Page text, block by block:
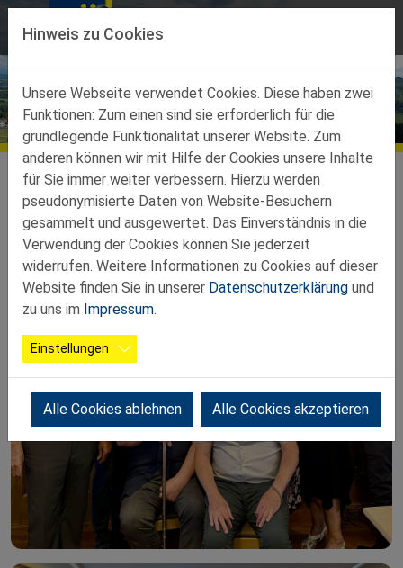
Direkt zur Hauptnavigation springen
Direkt zum Inhalt springen
Bildergalerien
Teilbezirke
Teilbezirk Amstetten Galerie
2025 07 25 Teilbezirkstag
Hinweis zu Cookies
Unsere Webseite verwendet Cookies. Diese haben zwei
Funktionen: Zum einen sind sie erforderlich für die
grundlegende Funktionalität unserer Website. Zum
anderen können wir mit Hilfe der Cookies unsere Inhalte
für Sie immer weiter verbessern. Hierzu werden
pseudonymisierte Daten von Website-Besuchern
gesammelt und ausgewertet. Das Einverständnis in die
Verwendung der Cookies können Sie jederzeit
widerrufen. Weitere Informationen zu Cookies auf dieser
Website finden Sie in unserer Datenschutzerklärung und
zu uns im Impressum.
Einstellungen
Alle Cookies ablehnen Alle Cookies akzeptieren